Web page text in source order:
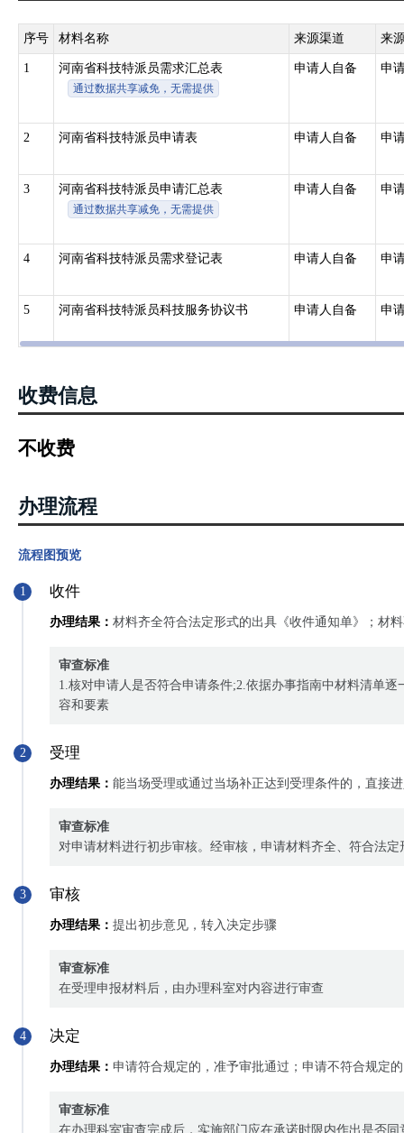
序号 材料名称 来源渠道 来
1 河南省科技特派员需求汇总表
通过数据共享减免，无需提供
申请人自备 申
2 河南省科技特派员申请表 申请人自备 申
3 河南省科技特派员申请汇总表
通过数据共享减免，无需提供
申请人自备 申
4 河南省科技特派员需求登记表 申请人自备 申
5 河南省科技特派员科技服务协议书 申请人自备 申
收费信息
不收费
办理流程
流程图预览
1 收件
办理结果： 材料齐全符合法定形式的出具《收件通知单》；材
审查标准
1.核对申请人是否符合申请条件;2.依据办事指南中材料清单
容和要素
2 受理
办理结果： 能当场受理或通过当场补正达到受理条件的，直接
审查标准
对申请材料进行初步审核。经审核，申请材料齐全、符合法
3 审核
办理结果： 提出初步意见，转入决定步骤
审查标准
在受理申报材料后，由办理科室对内容进行审查
4 决定
办理结果： 申请符合规定的，准予审批通过；申请不符合规定
审查标准
在办理科室审查完成后，实施部门应在承诺时限内作出是否